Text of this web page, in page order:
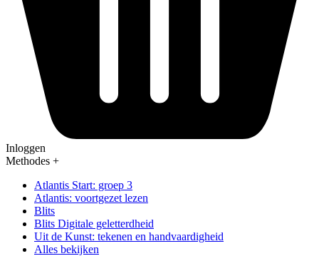
Inloggen
Methodes +
Atlantis Start: groep 3
Atlantis: voortgezet lezen
Blits
Blits Digitale geletterdheid
Uit de Kunst: tekenen en handvaardigheid
Alles bekijken